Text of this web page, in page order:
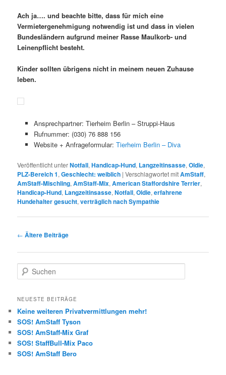
Ach ja…. und beachte bitte, dass für mich eine
Vermietergenehmigung notwendig ist und dass in vielen
Bundesländern aufgrund meiner Rasse Maulkorb- und
Leinenpflicht besteht.
Kinder sollten übrigens nicht in meinem neuen Zuhause
leben.
Ansprechpartner: Tierheim Berlin – Struppi-Haus
Rufnummer: (030) 76 888 156
Website + Anfrageformular: Tierheim Berlin – Diva
Veröffentlicht unterNotfall,Handicap-Hund, Langzeitinsasse,Oldie,
PLZ-Bereich 1,Geschlecht: weiblich |Verschlagwortet mitAmStaff,
AmStaff-Mischling,AmStaff-Mix,American Staffordshire Terrier,
Handicap-Hund, Langzeitinsasse,Notfall,Oldie,erfahrene
Hundehalter gesucht,verträglich nach Sympathie
Beitragsnavigation
← Ältere Beiträge
u
h
n
NEUESTE BEITRÄGE
Keine weiteren Privatvermittlungen mehr!
SOS! AmStaff Tyson
SOS! AmStaff-Mix Graf
SOS! StaffBull-Mix Paco
SOS! AmStaff Bero